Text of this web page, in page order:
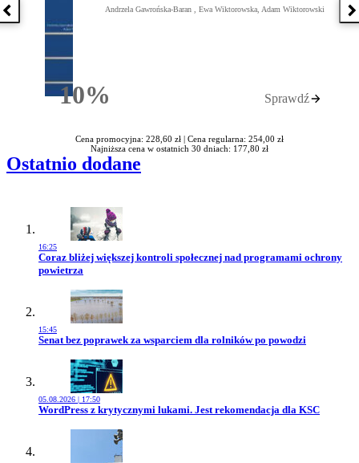
Poprzednia książka
10%Rabatu
Andrzela Gawrońska-Baran , Ewa Wiktorowska, Adam Wiktorowski
Sprawdź
Cena promocyjna: 228,60 zł | Cena regularna: 254,00 zł
Najniższa cena w ostatnich 30 dniach: 177,80 zł
Ostatnio dodane
16:25
Przejdź do artykułu:
Coraz bliżej większej kontroli społecznej nad programami ochrony
powietrza
15:45
Przejdź do artykułu:
Senat bez poprawek za wsparciem dla rolników po powodzi
05.08.2026 | 17:50
Przejdź do artykułu:
WordPress z krytycznymi lukami. Jest rekomendacja dla KSC